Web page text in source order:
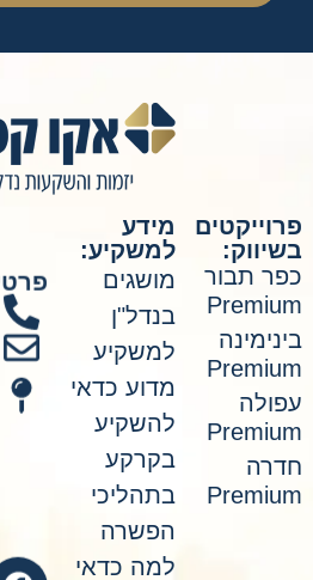
תבור
מידע
למשקיע:
מושגים
בנדל"ן
למשקיע
מדוע כדאי
להשקיע
בקרקע
בתהליכי
הפשרה
למה כדאי
פרטי